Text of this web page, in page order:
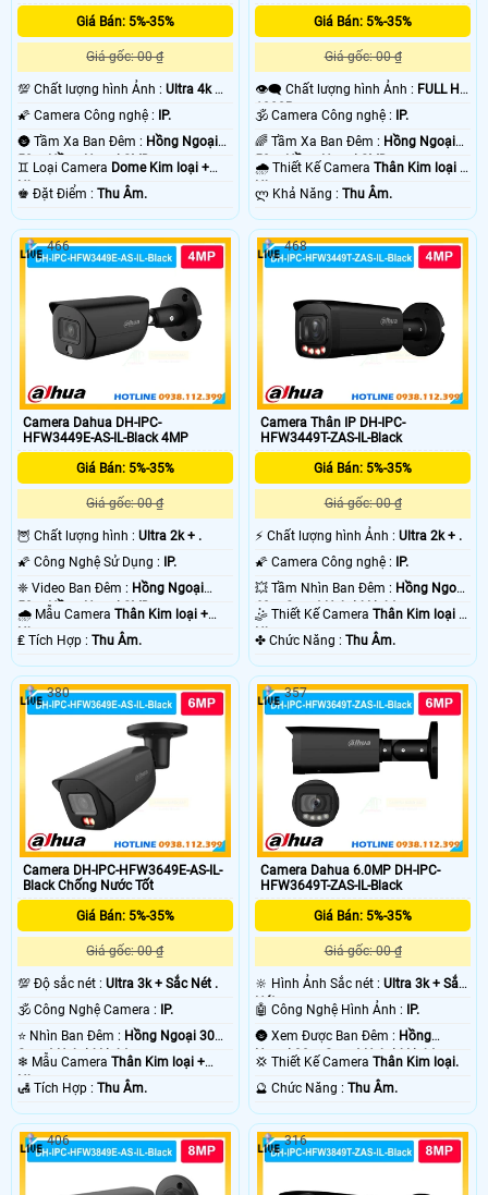
Giá Bán: 5%-35%
Giá gốc: 00 ₫
💯 Chất lượng hình Ảnh : Ultra 4k 👍🏾
🌠 Camera Công nghệ :
IP.
🌚 Tầm Xa Ban Đêm : Hồng Ngoại
50m Hồng Ngoại SMD.
♊ Loại Camera Dome Kim loại +
Nhựa.
️♚ Đặt Điểm : Thu Âm.
Giá Bán: 5%-35%
Giá gốc: 00 ₫
👁️‍🗨 Chất lượng hình Ảnh : FULL HD
1080P .
🕉️ Camera Công nghệ :
IP.
🌈 Tầm Xa Ban Đêm : Hồng Ngoại
50m Hồng Ngoại SMD.
🌧️ Thiết Kế CameraThân Kim loại +
Nhựa.
️ლ Khả Năng :Thu Âm.
Camera Dahua DH-IPC-
HFW3449E-AS-IL-Black 4MP
Giá Bán: 5%-35%
Giá gốc: 00 ₫
🦉 Chất lượng hình : Ultra 2k + .
🌠 Công Nghệ Sử Dụng :
IP.
❈ Video Ban Đêm : Hồng Ngoại
50m Hồng Ngoại SMD.
🌧️ Mẫu Camera Thân Kim loại +
Nhựa.
️₤ Tích Hợp : Thu Âm.
466
Camera Thân IP DH-IPC-
HFW3449T-ZAS-IL-Black
Giá Bán: 5%-35%
Giá gốc: 00 ₫
️⚡ Chất lượng hình Ảnh :Ultra 2k + .
🌠 Camera Công nghệ :
IP.
💥 Tầm Nhìn Ban Đêm : Hồng Ngoại
60m Smart Hybrid Light.
🤹 Thiết Kế CameraThân Kim loại +
Nhựa.
️✤ Chức Năng :Thu Âm.
468
Camera DH-IPC-HFW3649E-AS-IL-
Black Chống Nước Tốt
Giá Bán: 5%-35%
Giá gốc: 00 ₫
💯 Độ sắc nét : Ultra 3k + Sắc Nét .
🕉️ Công Nghệ Camera : IP.
⭐ Nhìn Ban Đêm : Hồng Ngoại 30m
Smart Hybrid Light.
❄ Mẫu Camera Thân Kim loại +
Nhựa.
️🛃 Tích Hợp : Thu Âm.
380
Camera Dahua 6.0MP DH-IPC-
HFW3649T-ZAS-IL-Black
Giá Bán: 5%-35%
Giá gốc: 00 ₫
🔆 Hình Ảnh Sắc nét :Ultra 3k + Sắc
Nét .
🤖️ Công Nghệ Hình Ảnh : IP.
🌚 Xem Được Ban Đêm : Hồng
Ngoại 30m Smart Hybrid Light.
💢 Thiết Kế CameraThân Kim loại.
️🔮 Chức Năng :Thu Âm.
357
406 316